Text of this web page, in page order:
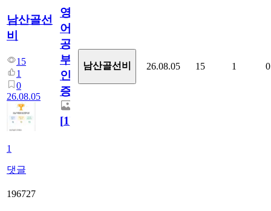
남산골선
비
15
1
0
26.08.05
1
댓글
영
어
공
부
인
증
[1]
남산골선비 26.08.05 15 1 0
196727